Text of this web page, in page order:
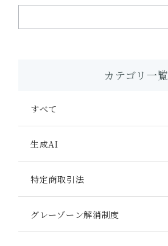
カテゴリ一覧
すべて
生成AI
特定商取引法
グレーゾーン解消制度